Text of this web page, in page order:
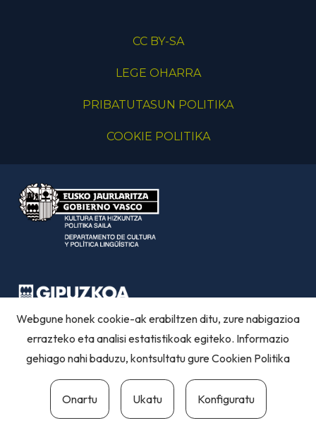
CC BY-SA
LEGE OHARRA
PRIBATUTASUN POLITIKA
COOKIE POLITIKA
Webgune honek cookie-ak erabiltzen ditu, zure nabigazioa
errazteko eta analisi estatistikoak egiteko. Informazio
gehiago nahi baduzu, kontsultatu gureCookien Politika
Onartu Ukatu Konfiguratu